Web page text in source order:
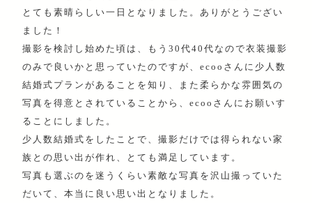
とても素晴らしい一日となりました。ありがとうござい
ました！
撮影を検討し始めた頃は、もう30代40代なので衣装撮影
のみで良いかと思っていたのですが、ecooさんに少人数
結婚式プランがあることを知り、また柔らかな雰囲気の
写真を得意とされていることから、ecooさんにお願いす
ることにしました。
少人数結婚式をしたことで、撮影だけでは得られない家
族との思い出が作れ、とても満足しています。
写真も選ぶのを迷うくらい素敵な写真を沢山撮っていた
だいて、本当に良い思い出となりました。